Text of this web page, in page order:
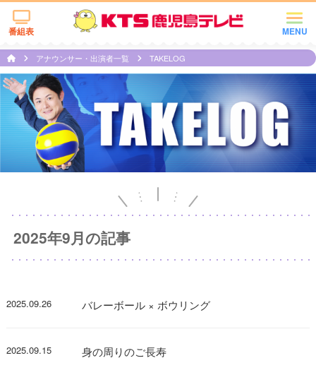
MENU
番組表
アナウンサー・出演者一覧 TAKELOG
2025年9月の記事
2025.09.26 バレーボール × ボウリング
2025.09.15 身の周りのご長寿